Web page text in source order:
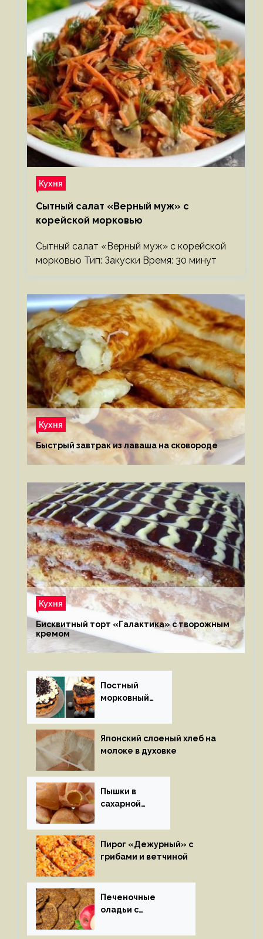
Кухня
Сытный салат «Верный муж» с
корейской морковью
Сытный салат «Верный муж» с корейской
морковью Тип: Закуски Время: 30 минут
Кухня
Быстрый завтрак из лаваша на сковороде
Кухня
Бисквитный торт «Галактика» с творожным
кремом
Постный
морковный
Японский слоеный хлеб на
молоке в духовке
Пышки в
сахарной
Пирог «Дежурный» с
грибами и ветчиной
Печеночные
оладьи с